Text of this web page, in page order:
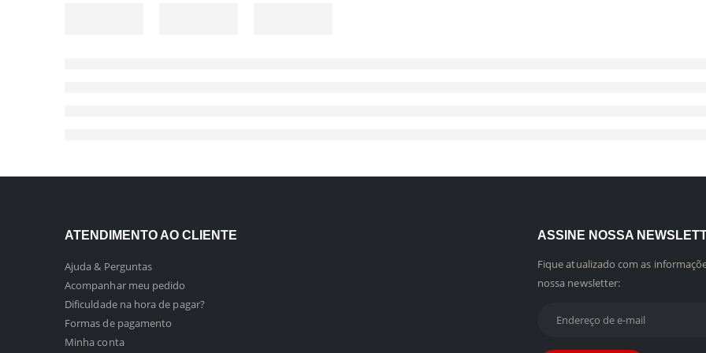
ATENDIMENTO AO CLIENTE
Ajuda & Perguntas
Acompanhar meu pedido
Dificuldade na hora de pagar?
Formas de pagamento
Minha conta
ASSINE NOSSA
Fique atualizado com as
nossa newsletter: